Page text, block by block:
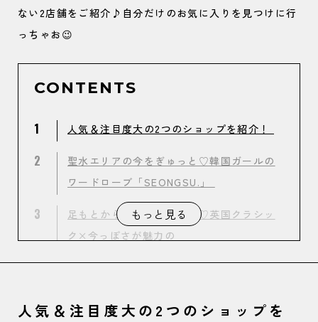
ない2店舗をご紹介♪自分だけのお気に入りを見つけに行
っちゃお😉
CONTENTS
1 人気＆注目度大の2つのショップを紹介！
2
聖水エリアの今をぎゅっと♡韓国ガールの
ワードローブ「SEONGSU.」
3
足もとからおしゃれを更新♡英国クラシッ
ク×今っぽさが魅力の
もっと見る
人気＆注目度大の2つのショップを